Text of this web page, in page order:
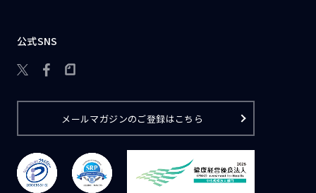
公式SNS

メールマガジンのご登録はこちら